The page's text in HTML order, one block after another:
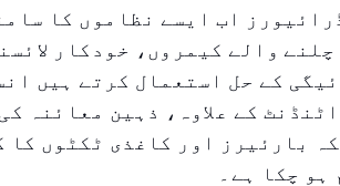
اب ایسے نظاموں کا
والے کیمروں، خودکار
کے حل استعمال کرتے ہیں
کے علاوہ، ذہین معائنہ
بارئیرز اور کاغذی ٹکٹوں کا
چکا ہے۔